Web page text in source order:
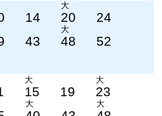
14
大
20 24
43
大
48 52
大
15 19
大
23
大 大